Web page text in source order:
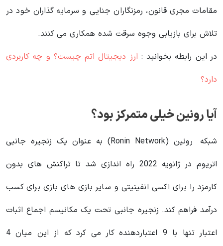
مقامات مجری قانون، رمزنگاران جنایی و سرمایه گذاران خود در
تلاش برای بازیابی وجوه سرقت شده همکاری می کنند.
در این رابطه بخوانید‌ : ارز دیجیتال اتم چیست؟ و چه کاربردی
دارد؟
آیا رونین خیلی متمرکز بود؟
شبکه رونین (Ronin Network) به عنوان یک زنجیره جانبی
اتریوم در ژانویه 2022 راه اندازی شد تا تراکنش های بدون
کارمزد را برای اکسی انفینیتی و سایر بازی های بازی برای کسب
درآمد فراهم کند. زنجیره جانبی تحت یک مکانیسم اجماع اثبات
اعتبار تنها با 9 اعتباردهنده کار می کرد که از این میان 4